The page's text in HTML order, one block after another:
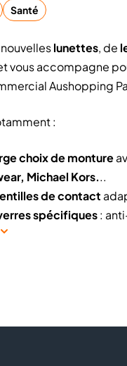
Santé
lunettes, de
vous accompagne
Aushopping
:
choix de monture
Michael Kors...
de contact
spécifiques:
examen de la vue
offres accessibles,
vous